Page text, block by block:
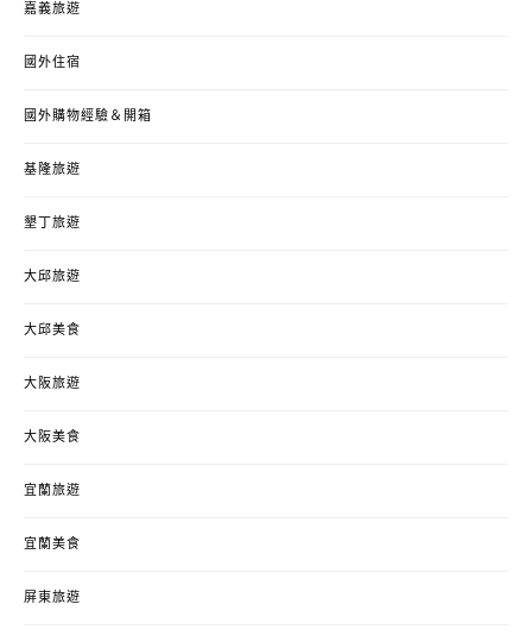
嘉義旅遊
國外住宿
國外購物經驗＆開箱
基隆旅遊
墾丁旅遊
大邱旅遊
大邱美食
大阪旅遊
大阪美食
宜蘭旅遊
宜蘭美食
屏東旅遊